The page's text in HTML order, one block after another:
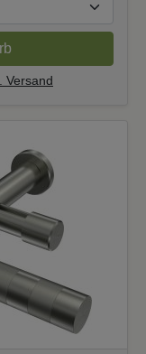
Versand